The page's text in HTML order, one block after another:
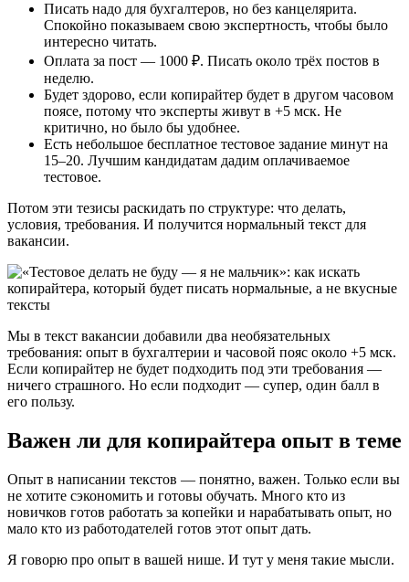
Писать надо для бухгалтеров, но без канцелярита.
Спокойно показываем свою экспертность, чтобы было
интересно читать.
Оплата за пост — 1000 ₽. Писать около трёх постов в
неделю.
Будет здорово, если копирайтер будет в другом часовом
поясе, потому что эксперты живут в +5 мск. Не
критично, но было бы удобнее.
Есть небольшое бесплатное тестовое задание минут на
15–20. Лучшим кандидатам дадим оплачиваемое
тестовое.
Потом эти тезисы раскидать по структуре: что делать,
условия, требования. И получится нормальный текст для
вакансии.
Мы в текст вакансии добавили два необязательных
требования: опыт в бухгалтерии и часовой пояс около +5 мск.
Если копирайтер не будет подходить под эти требования —
ничего страшного. Но если подходит — супер, один балл в
его пользу.
Важен ли для копирайтера опыт в теме
Опыт в написании текстов — понятно, важен. Только если вы
не хотите сэкономить и готовы обучать. Много кто из
новичков готов работать за копейки и нарабатывать опыт, но
мало кто из работодателей готов этот опыт дать.
Я говорю про опыт в вашей нише. И тут у меня такие мысли.